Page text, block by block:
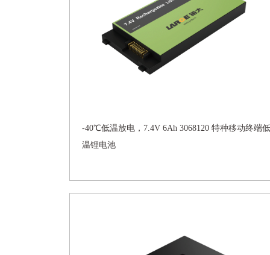
-40℃低温放电，7.4V 6Ah 3068120 特种移动终端低
温锂电池